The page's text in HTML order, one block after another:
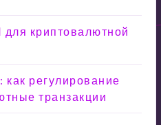
криптовалютной
как регулирование
транзакции